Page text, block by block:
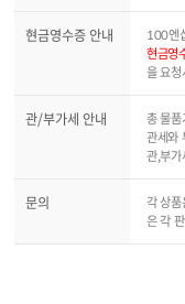
현금영수증 안내 100엔
현금영
을 요
관/부가세 안내
총 물
관세와
관,부
문의
각 상
은 각